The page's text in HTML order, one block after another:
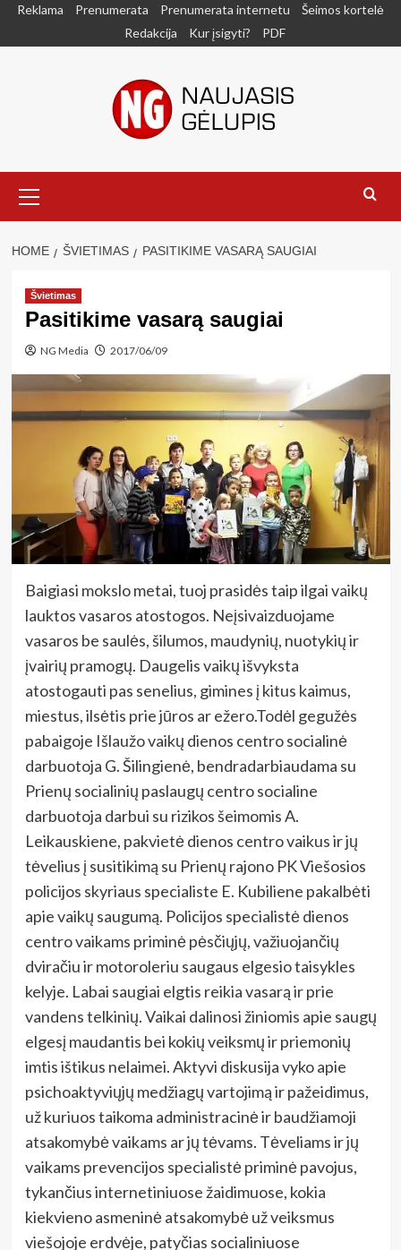
SkipReklama Prenumerata Prenumerata internetu
Šeimos kortelė
Redakcija
Kur įsigyti? PDF
Menu
HOME ŠVIETIMAS PASITIKIME VASARĄ SAUGIAI
Švietimas
Pasitikime vasarą saugiai
NG Media 2017/06/09
Baigiasi mokslo metai, tuoj prasidės taip ilgai vaikų
lauktos vasaros atostogos. Neįsivaizduojame
vasaros be saulės, šilumos, maudynių, nuotykių ir
įvairių pramogų. Daugelis vaikų išvyksta
atostogauti pas senelius, gimines į kitus kaimus,
miestus, ilsėtis prie jūros ar ežero.Todėl gegužės
pabaigoje Išlaužo vaikų dienos centro socialinė
darbuotoja G. Šilingienė, bendradarbiaudama su
Prienų socialinių paslaugų centro socialine
darbuotoja darbui su rizikos šeimomis A.
Leikauskiene, pakvietė dienos centro vaikus ir jų
tėvelius į susitikimą su Prienų rajono PK Viešosios
policijos skyriaus specialiste E. Kubiliene pakalbėti
apie vaikų saugumą. Policijos specialistė dienos
centro vaikams priminė pėsčiųjų, važiuojančių
dviračiu ir motoroleriu saugaus elgesio taisykles
kelyje. Labai saugiai elgtis reikia vasarą ir prie
vandens telkinių. Vaikai dalinosi žiniomis apie saugų
elgesį maudantis bei kokių veiksmų ir priemonių
imtis ištikus nelaimei. Aktyvi diskusija vyko apie
psichoaktyviųjų medžiagų vartojimą ir pažeidimus,
už kuriuos taikoma administracinė ir baudžiamoji
atsakomybė vaikams ar jų tėvams. Tėveliams ir jų
vaikams prevencijos specialistė priminė pavojus,
tykančius internetiniuose žaidimuose, kokia
kiekvieno asmeninė atsakomybė už veiksmus
viešojoje erdvėje, patyčias socialiniuose